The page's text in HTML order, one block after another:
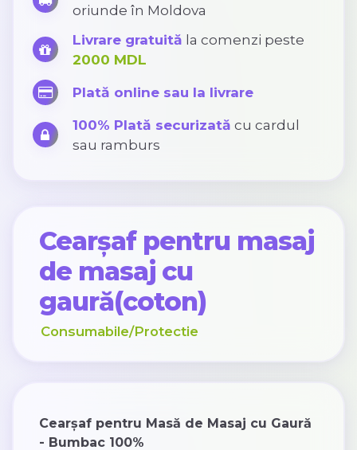
oriunde în Moldova
Livrare gratuită la comenzi peste
2000 MDL
Plată online sau la livrare
100% Plată securizată cu cardul
sau ramburs
Cearșaf pentru masaj
de masaj cu
gaură(coton)
Consumabile/Protectie
Cearșaf pentru Masă de Masaj cu Gaură
- Bumbac 100%